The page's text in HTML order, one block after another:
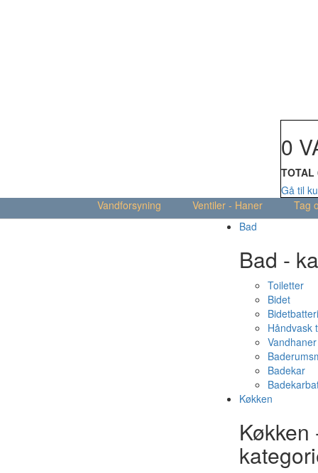
0
TOTAL
Gå til
Vandforsyning
Ventiler - Haner Tag
Bad
Bad -
Toiletter
Bidet
Håndvask
Badekar
Køkken
Køkken